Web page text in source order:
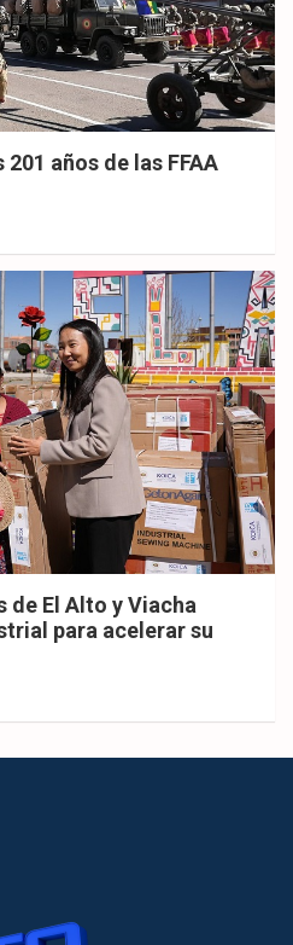
años de las FFAA
de El Alto y Viacha
para acelerar su